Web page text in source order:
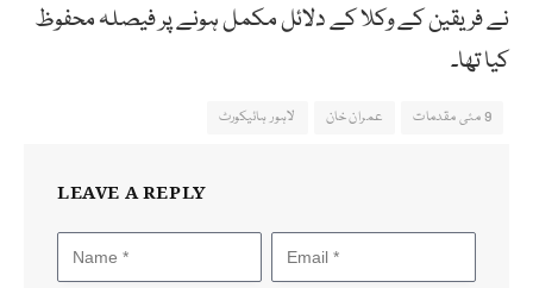
نے فریقین کے وکلا کے دلائل مکمل ہونے پر فیصلہ محفوظ
کیا تھا۔
9 مئی مقدمات عمران خان لاہور ہائیکورٹ
LEAVE A REPLY